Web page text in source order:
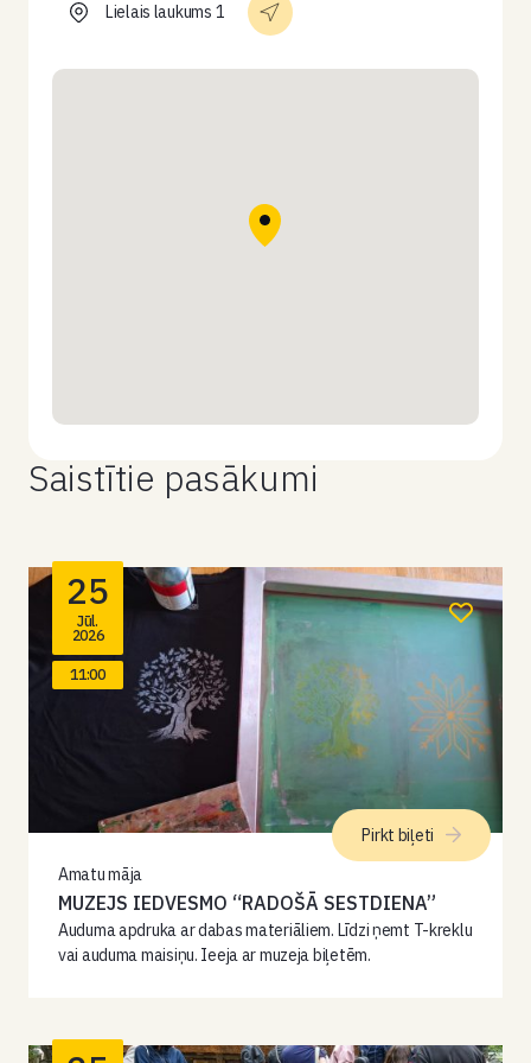
Lielais laukums 1
Saistītie pasākumi
25
Jūl.
2026
11:00
Amatu māja
MUZEJS IEDVESMO “RADOŠĀ SESTDIENA”
Auduma apdruka ar dabas materiāliem. Līdzi ņemt T-kreklu
vai auduma maisiņu. Ieeja ar muzeja biļetēm.
Pirkt biļeti